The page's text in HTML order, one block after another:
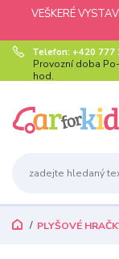
VEŠKERÉ
Telefon: +420 777
Provozní doba
hod.
PLYŠOVÉ